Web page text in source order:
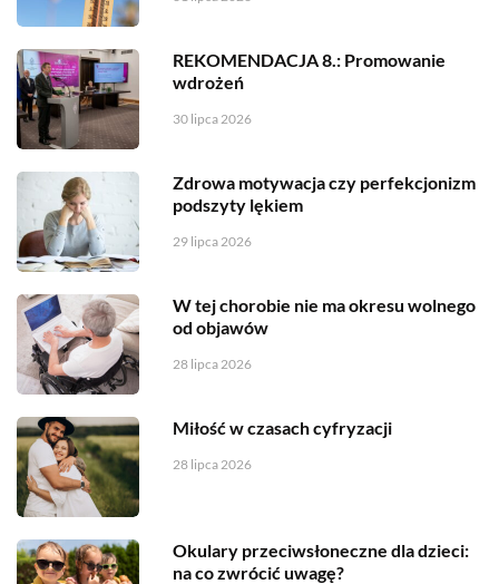
REKOMENDACJA 8.: Promowanie
wdrożeń
30 lipca 2026
Zdrowa motywacja czy perfekcjonizm
podszyty lękiem
29 lipca 2026
W tej chorobie nie ma okresu wolnego
od objawów
28 lipca 2026
Miłość w czasach cyfryzacji
28 lipca 2026
Okulary przeciwsłoneczne dla dzieci:
na co zwrócić uwagę?